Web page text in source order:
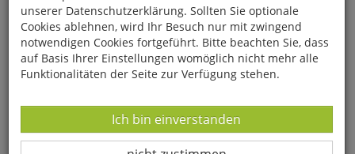
Grasmücken, Laubsänger, Goldhähnchen
unserer Datenschutzerklärung. Sollten Sie optionale
Cookies ablehnen, wird Ihr Besuch nur mit zwingend
notwendigen Cookies fortgeführt. Bitte beachten Sie, dass
auf Basis Ihrer Einstellungen womöglich nicht mehr alle
Funktionalitäten der Seite zur Verfügung stehen.
Datenverarbeitung -
Ich bin einverstanden